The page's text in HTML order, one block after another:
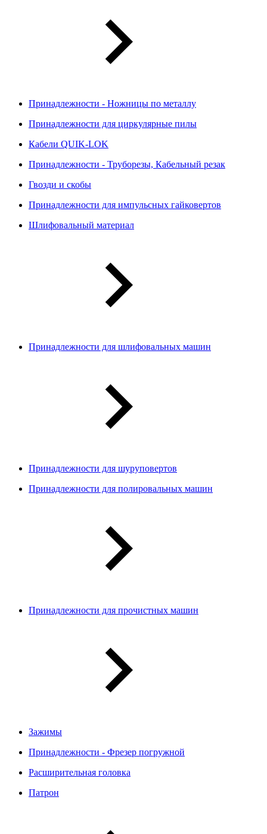
Принадлежности - Ножницы по металлу
Принадлежности для циркулярные пилы
Кабели QUIK-LOK
Принадлежности - Труборезы, Кабельный резак
Гвозди и скобы
Принадлежности для импульсных гайковертов
Шлифовальный материал
Принадлежности для шлифовальных машин
Принадлежности для шуруповертов
Принадлежности для полировальных машин
Принадлежности для прочистных машин
Зажимы
Принадлежности - Фрезер погружной
Расширительная головка
Патрон